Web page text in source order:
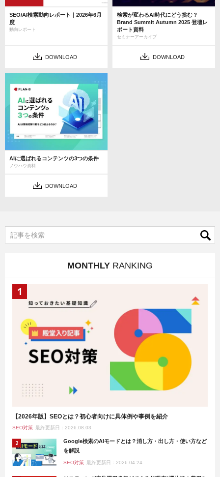
SEO/AI検索動向レポート｜2026年6月
度
動向レポート
DOWNLOAD
検索が変わるAI時代にどう挑む？
Brand Summit Autumn 2025 登壇レ
ポート資料
セミナーアーカイブ
DOWNLOAD
AIに選ばれるコンテンツの3つの条件
ノウハウ資料
DOWNLOAD
MONTHLY RANKING
【2026年版】SEOとは？初心者向けに具体例や事例を紹介
SEO対策 最終更新日：2026.08.03
Google検索のAIモードとは？消し方・出し方・使い方など
を解説
SEO対策 最終更新日：2026.04.24